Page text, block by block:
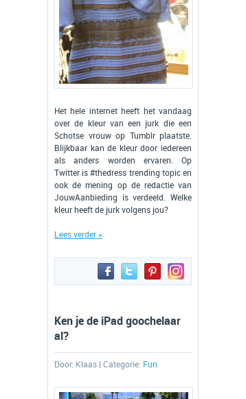
Het hele internet heeft het vandaag
over de kleur van een jurk die een
Schotse vrouw op Tumblr plaatste.
Blijkbaar kan de kleur door iedereen
als anders worden ervaren. Op
Twitter is #thedress trending topic en
ook de mening op de redactie van
JouwAanbieding is verdeeld. Welke
kleur heeft de jurk volgens jou?
Lees verder »
Ken je de iPad goochelaar
al?
Door: Klaas | Categorie: Fun